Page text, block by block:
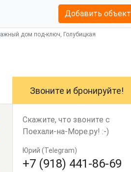
Добавить объект
дом под-ключ, Голубицкая
Звоните и бронируйте!
Скажите, что звоните с
Поехали-на-Море.ру! :-)
Юрий (Telegram)
+7 (918) 441-86-69